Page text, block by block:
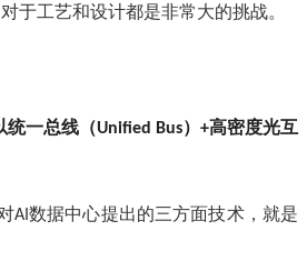
于工艺和设计都是非常大的挑战。
一总线（Unified Bus）+高密度光互
AI数据中心提出的三方面技术，就是